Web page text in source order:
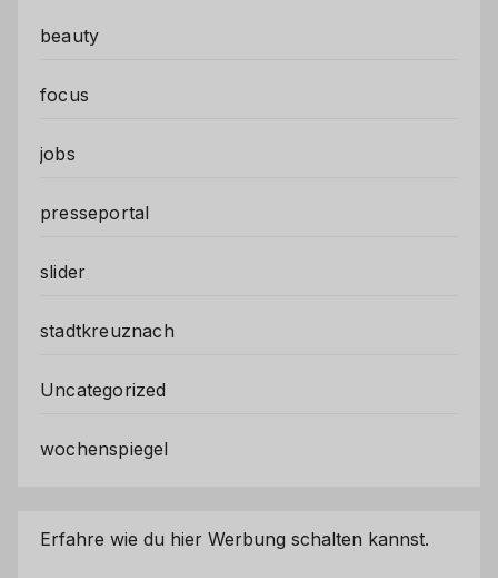
beauty
focus
jobs
presseportal
slider
stadtkreuznach
Uncategorized
wochenspiegel
Erfahre wie du hier Werbung schalten kannst.